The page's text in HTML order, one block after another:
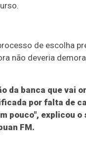
de escolha
não deveria
da banca que vai
por falta de
pouco", explicou
FM.